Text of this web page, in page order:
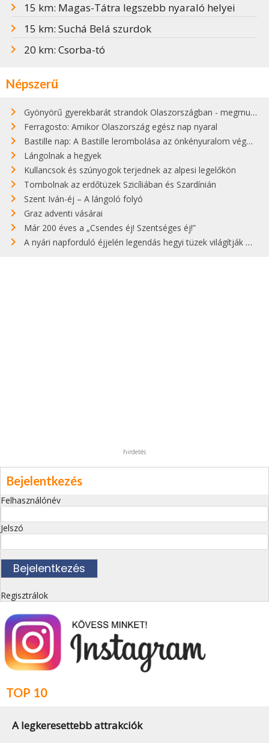
15 km: Magas-Tátra legszebb nyaraló helyei
15 km: Suchá Belá szurdok
20 km: Csorba-tó
Népszerű
Gyönyörű gyerekbarát strandok Olaszországban - megmutatjuk a 15 legjobbat
Ferragosto: Amikor Olaszország egész nap nyaral
Bastille nap: A Bastille lerombolása az önkényuralom végét jelentette
Lángolnak a hegyek
Kullancsok és szúnyogok terjednek az alpesi legelőkön
Tombolnak az erdőtüzek Szicíliában és Szardínián
Szent Iván-éj – A lángoló folyó
Graz adventi vásárai
Már 200 éves a „Csendes éj! Szentséges éj!”
A nyári napforduló éjjelén legendás hegyi tüzek világítják meg Zugspitzét
hirdetés
Bejelentkezés
Felhasználónév
Jelszó
Regisztrálok
TOP 10
A legkeresettebb attrakciók